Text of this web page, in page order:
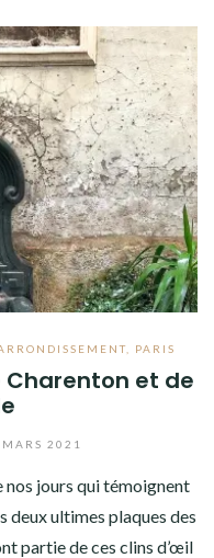
, PARIS
Charenton et de
2021
nos jours qui témoignent
deux ultimes plaques des
partie de ces clins d’œil